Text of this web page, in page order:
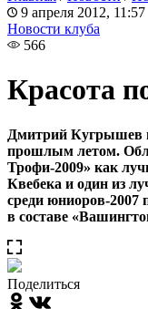
9 апреля 2012, 11:57
Новости клуба
566
Красота
Дмитрий Кугрышев
прошлым летом.
Трофи-2009» как
Квебека и один из
среди юниоров-2007
в составе
Поделиться